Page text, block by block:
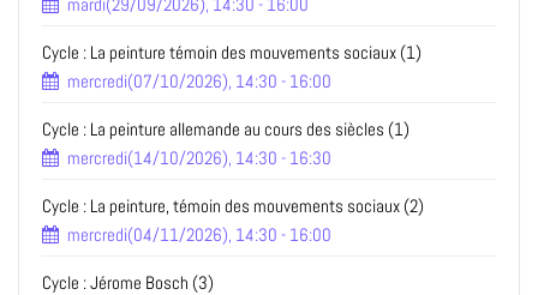
Cycle : La peinture témoin des mouvements sociaux (1)
mercredi(07/10/2026), 14:30 - 16:00
Cycle : La peinture allemande au cours des siècles (1)
mercredi(14/10/2026), 14:30 - 16:30
Cycle : La peinture, témoin des mouvements sociaux (2)
mercredi(04/11/2026), 14:30 - 16:00
Cycle : Jérome Bosch (3)